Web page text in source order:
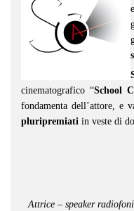
cinematografico “School
fondamenta dell’attore, e
pluripremiati in veste di
Attrice – speaker